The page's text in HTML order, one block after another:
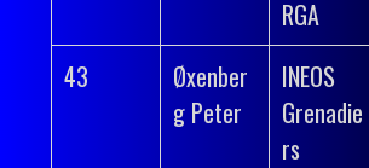
RGA
43
Øxenber
g Peter
INEOS
Grenadie
rs